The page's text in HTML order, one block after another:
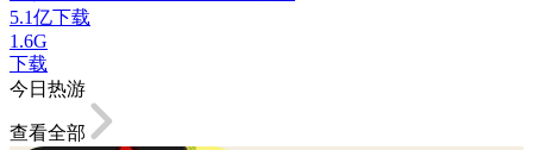
5.1亿下载
1.6G
下载
今日热游
查看全部